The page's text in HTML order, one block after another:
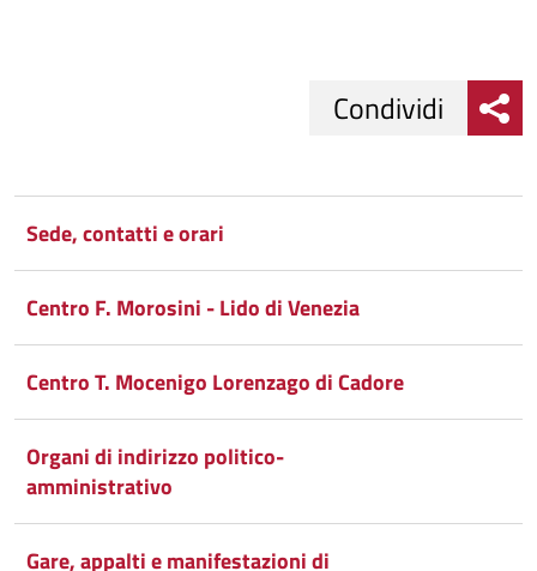
Facebook
su
Twitter
Condividi
su
Google
Condividi
su
Condividi
Sede, contatti e orari
Centro F. Morosini - Lido di Venezia
Centro T. Mocenigo Lorenzago di Cadore
Organi di indirizzo politico-
amministrativo
Gare, appalti e manifestazioni di